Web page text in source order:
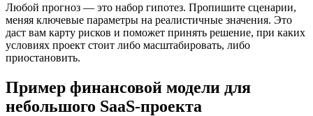
Любой прогноз — это набор гипотез. Пропишите сценарии,
меняя ключевые параметры на реалистичные значения. Это
даст вам карту рисков и поможет принять решение, при каких
условиях проект стоит либо масштабировать, либо
приостановить.
Пример финансовой модели для
небольшого SaaS-проекта